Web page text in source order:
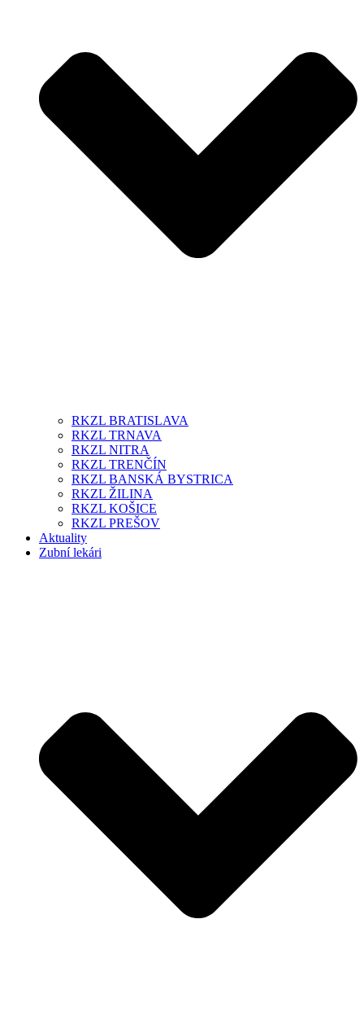
RKZL BRATISLAVA
RKZL TRNAVA
RKZL NITRA
RKZL TRENČÍN
RKZL BANSKÁ BYSTRICA
RKZL ŽILINA
RKZL KOŠICE
RKZL PREŠOV
Aktuality
Zubní lekári